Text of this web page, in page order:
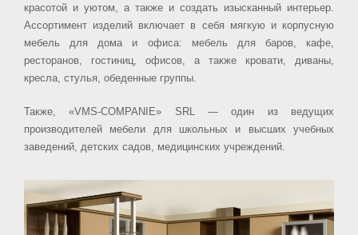
красотой и уютом, а также и создать изысканный интерьер.
Ассортимент изделий включает в себя мягкую и корпусную
мебель для дома и офиса: мебель для баров, кафе,
ресторанов, гостиниц, офисов, а также кровати, диваны,
кресла, стулья, обеденные группы.
Также, «VMS-COMPANIE» SRL — один из ведущих
производителей мебели для школьных и высших учебных
заведений, детских садов, медицинских учреждений.